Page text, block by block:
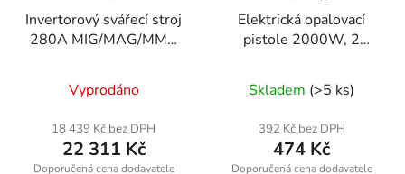
Invertorový svářecí stroj
280A MIG/MAG/MMA
Vyprodáno
18 439 Kč bez DPH
22 311 Kč
Elektrická opalovací
pistole 2000W, 2
Skladem (>5 ks)
392 Kč bez DPH
474 Kč